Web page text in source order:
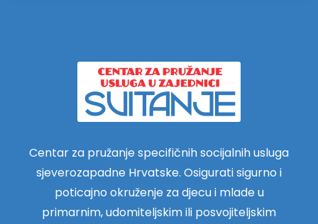
Centar za pružanje specifičnih socijalnih usluga
sjeverozapadne Hrvatske. Osigurati sigurno i
poticajno okruženje za djecu i mlade u
primarnim, udomiteljskim ili posvojiteljskim